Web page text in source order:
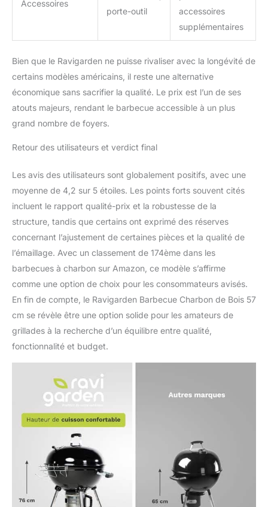
Accessoires
porte-outil
accessoires
supplémentaires
Bien que le Ravigarden ne puisse rivaliser avec la longévité de
certains modèles américains, il reste une alternative
économique sans sacrifier la qualité. Le prix est l’un de ses
atouts majeurs, rendant le barbecue accessible à un plus
grand nombre de foyers.
Retour des utilisateurs et verdict final
Les avis des utilisateurs sont globalement positifs, avec une
moyenne de 4,2 sur 5 étoiles. Les points forts souvent cités
incluent le rapport qualité-prix et la robustesse de la
structure, tandis que certains ont exprimé des réserves
concernant l’ajustement de certaines pièces et la qualité de
l’émaillage. Avec un classement de 174ème dans les
barbecues à charbon sur Amazon, ce modèle s’affirme
comme une option de choix pour les consommateurs avisés.
En fin de compte, le Ravigarden Barbecue Charbon de Bois 57
cm se révèle être une option solide pour les amateurs de
grillades à la recherche d’un équilibre entre qualité,
fonctionnalité et budget.